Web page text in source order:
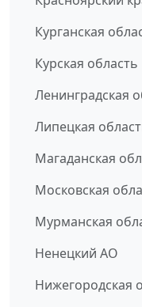
Курганская
Курская область
Ленинградская
Липецкая
Магаданская
Московская
Мурманская
Ненецкий АО
Нижегородская